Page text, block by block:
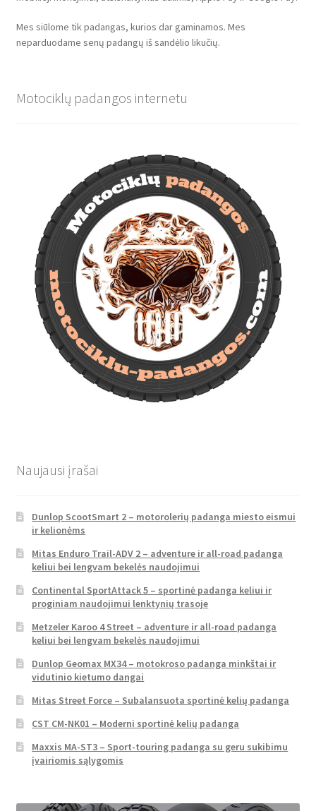
Mes siūlome tik padangas, kurios dar gaminamos. Mes
neparduodame senų padangų iš sandėlio likučių.
Motociklų padangos internetu
Naujausi įrašai
Dunlop ScootSmart 2 – motorolerių padanga miesto eismui
ir kelionėms
Mitas Enduro Trail-ADV 2 – adventure ir all-road padanga
keliui bei lengvam bekelės naudojimui
Continental SportAttack 5 – sportinė padanga keliui ir
proginiam naudojimui lenktynių trasoje
Metzeler Karoo 4 Street – adventure ir all-road padanga
keliui bei lengvam bekelės naudojimui
Dunlop Geomax MX34 – motokroso padanga minkštai ir
vidutinio kietumo dangai
Mitas Street Force – Subalansuota sportinė kelių padanga
CST CM-NK01 – Moderni sportinė kelių padanga
Maxxis MA-ST3 – Sport-touring padanga su geru sukibimu
įvairiomis sąlygomis